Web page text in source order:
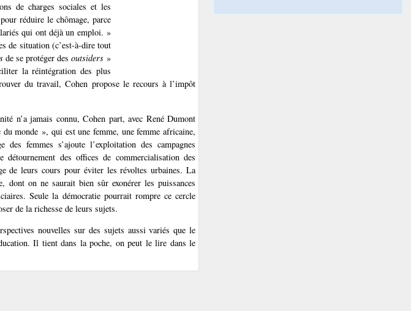
de charges sociales et les
réduire le chômage, parce
qui ont déjà un emploi. »
de situation (c’est-à-dire tout
de se protéger des outsiders»
la réintégration des plus
du travail, Cohen propose le recours à l’impôt
n’a jamais connu, Cohen part, avec René Dumont
monde », qui est une femme, une femme africaine,
femmes s’ajoute l’exploitation des campagnes
des offices de commercialisation des
de leurs cours pour éviter les révoltes urbaines. La
dont on ne saurait bien sûr exonérer les puissances
Seule la démocratie pourrait rompre ce cercle
de la richesse de leurs sujets.
nouvelles sur des sujets aussi variés que le
Il tient dans la poche, on peut le lire dans le